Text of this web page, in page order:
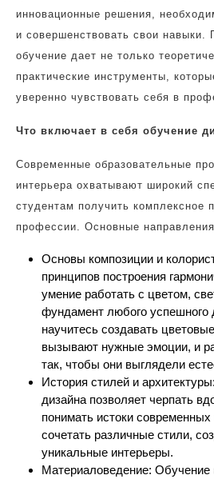
инновационные решения,
и совершенствовать свои навыки.
обучение дает не только
практические инструменты,
уверенно чувствовать себя в
Что включает в себя обучение
Современные образовательные
интерьера охватывают широкий
студентам получить комплексное
профессии. Основные
Основы композиции и
принципов построения
умение работать с цветом,
фундамент любого успешного
научитесь создавать
вызывают нужные эмоции, и
так, чтобы они выглядели
История стилей и
дизайна позволяет черпать
понимать истоки
сочетать различные стили,
уникальные интерьеры.
Материаловедение: Обучение